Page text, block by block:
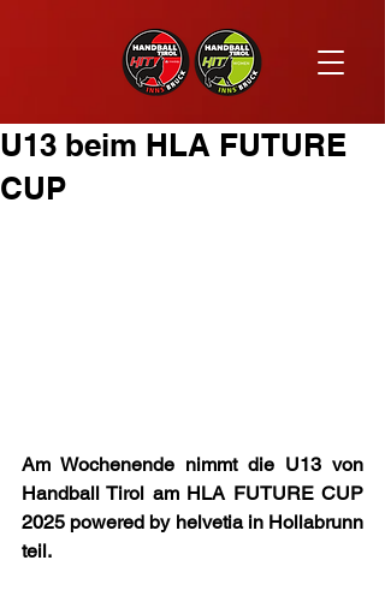
U13 beim HLA FUTURE
CUP
Am Wochenende nimmt die U13 von
Handball Tirol am HLA FUTURE CUP
2025 powered by helvetia in Hollabrunn
teil.